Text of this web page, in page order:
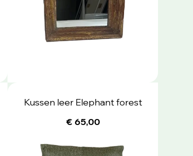
Kussen leer Elephant forest
€ 65,00